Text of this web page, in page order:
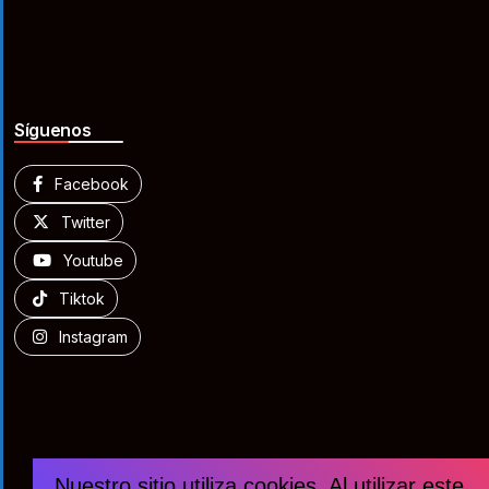
Síguenos
Facebook
Twitter
Youtube
Tiktok
Instagram